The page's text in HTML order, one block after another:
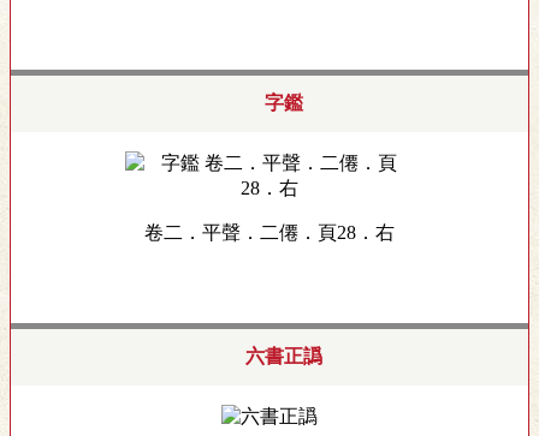
字鑑
卷二．平聲．二僊．頁28．右
六書正譌